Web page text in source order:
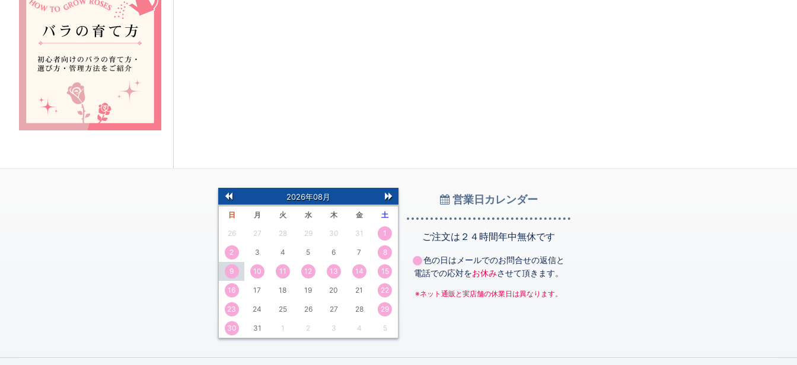
前
の
月
次
月
2026年08月
日 月 火 水 木 金 土
26 27 28 29 30 31 1
2 3 4 5 6 7 8
9 10 11 12 13 14 15
16 17 18 19 20 21 22
23 24 25 26 27 28 29
30 31 1 2 3 4 5
営業日カレンダー
ご注文は２４時間年中無休です
色の日はメールでのお問合せの返信と
電話での応対をお休みさせて頂きます。
※ネット通販と実店舗の休業日は異なります。